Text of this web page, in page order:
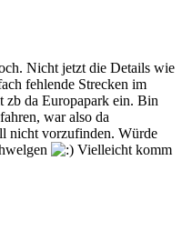
Nicht jetzt die Details wie
fehlende Strecken im
da Europapark ein. Bin
war also da
nicht vorzufinden. Würde
Vielleicht komm